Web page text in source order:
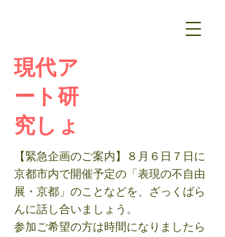
現代ア
ート研
究しょ
【緊急企画のご案内】８月６日７日に
京都市内で開催予定の「表現の不自由
展・京都」のことなどを、ざっくばら
んに話し合いましょう。
参加ご希望の方は時間になりましたら